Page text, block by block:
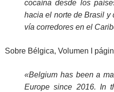
cocaína desde los
hacia el norte de Brasil y
vía corredores en el
Sobre Bélgica, Volumen I
«Belgium has been a
Europe since 2016. In